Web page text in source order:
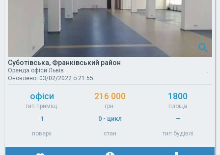
Суботівська, Франківський район
Оренда офіси Львів
Оновлено: 03/02/2022 о 21:55
офіси
тип приміщ.
216 000
грн.
1800
площа
1
поверх
0 - цикл
стан
—
тип будівлі